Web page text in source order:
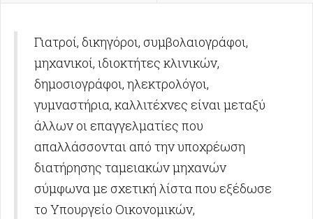
Γιατροί, δικηγόροι, συμβολαιογράφοι,
μηχανικοί, ιδιοκτήτες κλινικών,
δημοσιογράφοι, ηλεκτρολόγοι,
γυμναστήρια, καλλιτέχνες είναι μεταξύ
άλλων οι επαγγελματίες που
απαλλάσσονται από την υποχρέωση
διατήρησης ταμειακών μηχανών
σύμφωνα με σχετική λίστα που εξέδωσε
το Υπουργείο Οικονομικών,